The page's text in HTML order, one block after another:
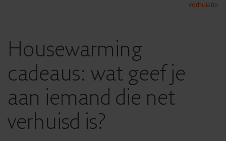
verhuistip
Housewarming
cadeaus: wat geef je
aan iemand die net
verhuisd is?